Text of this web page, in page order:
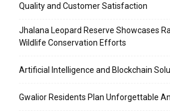
Quality and Customer Satisfaction
Jhalana Leopard Reserve Showcases
Wildlife Conservation Efforts
Artificial Intelligence and Blockchain
Gwalior Residents Plan Unforgettable